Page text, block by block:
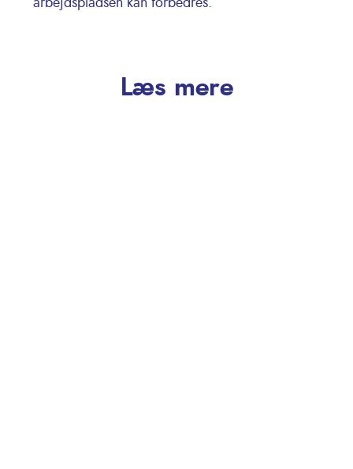
arbejdspladsen kan forbedres.
Læs mere